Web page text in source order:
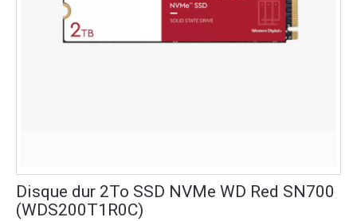
Disque dur 2To SSD NVMe WD Red SN700
(WDS200T1R0C)